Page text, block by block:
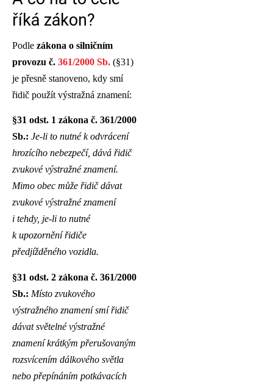
říká zákon?
Podle zákona o silničním
provozu č. 361/2000 Sb. (§31)
je přesně stanoveno, kdy smí
řidič použít výstražná znamení:
§31 odst. 1 zákona č. 361/2000
Sb.: Je-li to nutné k odvrácení
hrozícího nebezpečí, dává řidič
zvukové výstražné znamení.
Mimo obec může řidič dávat
zvukové výstražné znamení
i tehdy, je-li to nutné
k upozornění řidiče
předjížděného vozidla.
§31 odst. 2 zákona č. 361/2000
Sb.: Místo zvukového
výstražného znamení smí řidič
dávat světelné výstražné
znamení krátkým přerušovaným
rozsvícením dálkového světla
nebo přepínáním potkávacích